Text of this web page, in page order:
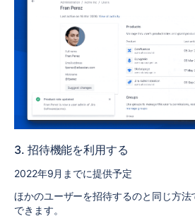
3. 招待機能を利用する
2022年9月までに提供予定
ほかのユーザーを招待するのと同じ方
できます。